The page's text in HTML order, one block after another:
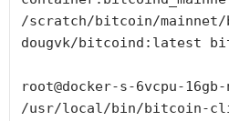
/scratch/bitcoin/
dougvk/bitcoind:latest
root@docker-s-6vcpu-
/usr/local/bin/bitcoin-